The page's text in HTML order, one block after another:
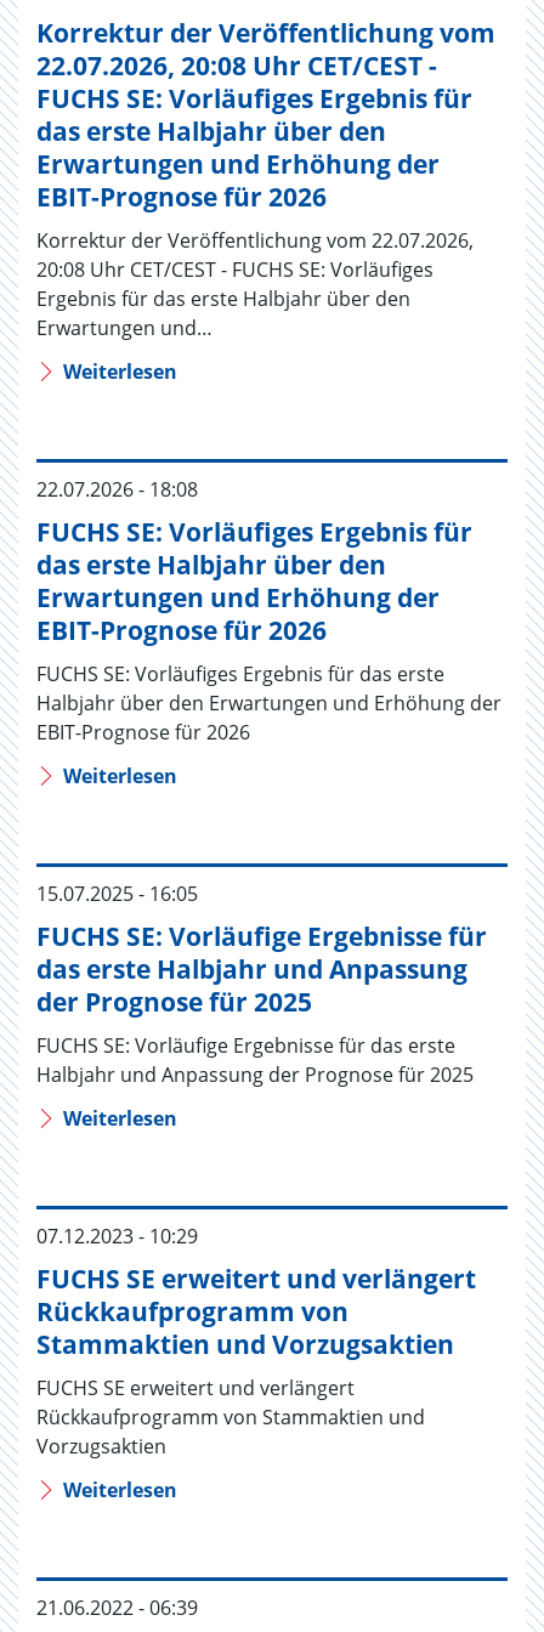
Korrektur der Veröffentlichung vom
22.07.2026, 20:08 Uhr CET/CEST -
FUCHS SE: Vorläufiges Ergebnis für
das erste Halbjahr über den
Erwartungen und Erhöhung der
EBIT-Prognose für 2026
Korrektur der Veröffentlichung vom 22.07.2026,
20:08 Uhr CET/CEST - FUCHS SE: Vorläufiges
Ergebnis für das erste Halbjahr über den
Erwartungen und…
Weiterlesen
22.07.2026 - 18:08
FUCHS SE: Vorläufiges Ergebnis für
das erste Halbjahr über den
Erwartungen und Erhöhung der
EBIT-Prognose für 2026
FUCHS SE: Vorläufiges Ergebnis für das erste
Halbjahr über den Erwartungen und Erhöhung der
EBIT-Prognose für 2026
Weiterlesen
15.07.2025 - 16:05
FUCHS SE: Vorläufige Ergebnisse für
das erste Halbjahr und Anpassung
der Prognose für 2025
FUCHS SE: Vorläufige Ergebnisse für das erste
Halbjahr und Anpassung der Prognose für 2025
Weiterlesen
07.12.2023 - 10:29
FUCHS SE erweitert und verlängert
Rückkaufprogramm von
Stammaktien und Vorzugsaktien
FUCHS SE erweitert und verlängert
Rückkaufprogramm von Stammaktien und
Vorzugsaktien
Weiterlesen
21.06.2022 - 06:39